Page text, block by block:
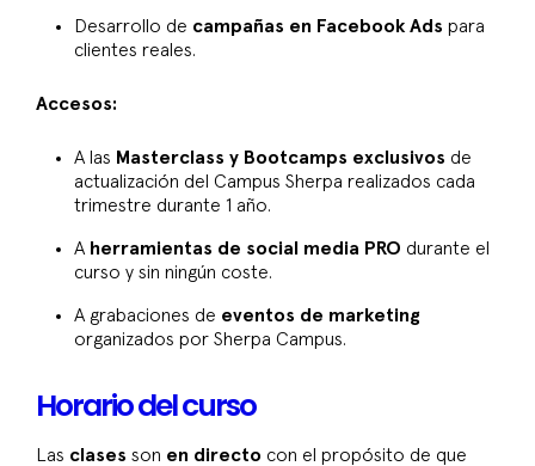
Desarrollo de campañas en Facebook Ads para
clientes reales.
Accesos:
A las Masterclass y Bootcamps exclusivos de
actualización del Campus Sherpa realizados cada
trimestre durante 1 año.
A herramientas de social media PRO durante el
curso y sin ningún coste.
A grabaciones de eventos de marketing
organizados por Sherpa Campus.
Horario del curso
Las clases son en directo con el propósito de que